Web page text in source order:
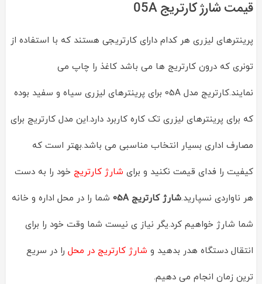
قیمت شارژ کارتریج 05A
پرینترهای لیزری هر کدام دارای کارتریجی هستند که با استفاده از
تونری که درون کارتریج ها می باشد کاغذ را چاپ می
نمایند.کارتریج مدل 05A برای پرینترهای لیزری سیاه و سفید بوده
که برای پرینترهای لیزری تک کاره کاربرد دارد.این مدل کارتریج برای
مصارف اداری بسیار انتخاب مناسبی می باشد.بهتر است که
کیفیت را فدای قیمت نکنید و برای شارژ کارتریج خود را به دست
هر ناواردی نسپارید.شارژ کارتریج 05A شما را در محل اداره و خانه
شما شارژ خواهیم کرد.یگر نیاز ی نیست شما وقت خود را برای
انتقال دستگاه هدر بدهید و شارژ کارتریج در محل را در سریع
ترین زمان انجام می دهیم.